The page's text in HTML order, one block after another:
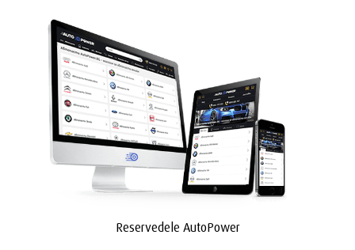
Reservedele AutoPower